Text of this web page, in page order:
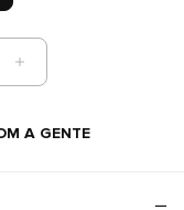
A GENTE